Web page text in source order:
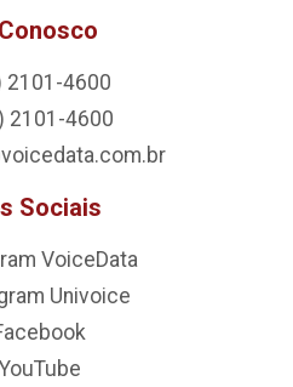
2101-4600
2101-4600
Sociais
VoiceData
Univoice
YouTube